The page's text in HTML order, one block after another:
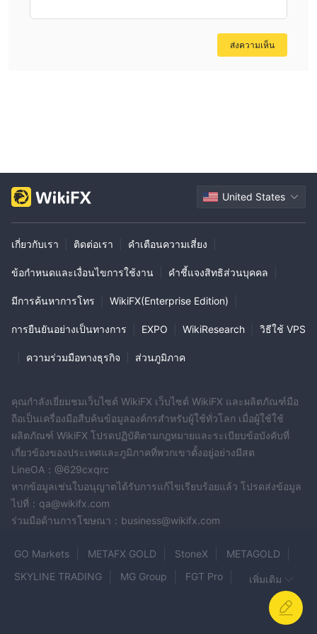
ส่งความเห็น
United States
เกี่ยวกับเรา ติดต่อเรา คำเตือนความเสี่ยง
ข้อกำหนดและเงื่อนไขการใช้งาน คำชี้แจงสิทธิส่วนบุคคล
มีการค้นหาการโทร WikiFX(Enterprise Edition)
การยืนยันอย่างเป็นทางการ EXPO WikiResearch วิธีใช้ VPS
ความร่วมมือทางธุรกิจ ส่วนภูมิภาค
คุณกำลังเยี่ยมชมเว็บไซต์ WikiFX เว็บไซต์ WikiFX และผลิตภัณฑ์มือ
ถือเป็นเครื่องมือสืบค้นข้อมูลองค์กรสำหรับผู้ใช้ทั่วโลก เมื่อผู้ใช้ใช้
ผลิตภัณฑ์ WikiFX โปรดปฏิบัติตามกฎหมายและระเบียบข้อบังคับที่
เกี่ยวข้องของประเทศและภูมิภาคที่พวกเขาตั้งอยู่อย่างมีสต
LineOA：@629cxqrc
หากข้อมูลเช่นใบอนุญาตได้รับการแก้ไขเรียบร้อยแล้ว โปรดส่งข้อมูล
ไปที่：qa@wikifx.com
ร่วมมือด้านการโฆษณา：business@wikifx.com
GO Markets METAFX GOLD StoneX
METAGOLD
SKYLINE TRADING
MG Group
FGT Pro
Zen Trader
Trade GF
เพิ่มเติม